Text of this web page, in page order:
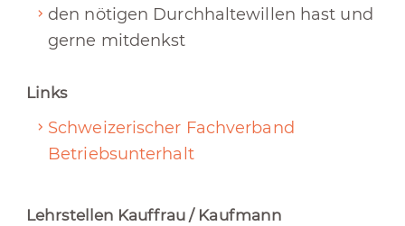
den nötigen Durchhaltewillen hast und
gerne mitdenkst
Links
Schweizerischer Fachverband
Betriebsunterhalt
Lehrstellen Kauffrau / Kaufmann